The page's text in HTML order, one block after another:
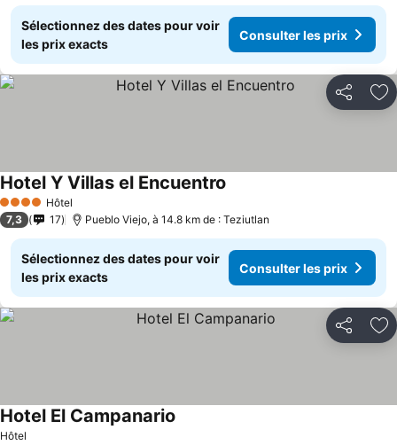
Sélectionnez des dates pour voir
les prix exacts
Consulter les prix
Partager
4 Étoiles Hôtel
Hotel Y Villas el Encuentro
7,3 17 Pueblo Viejo, à 14.8 km de : Teziutlan
Sélectionnez des dates pour voir
les prix exacts
Consulter les prix
Partager
Hôtel
Hotel El Campanario